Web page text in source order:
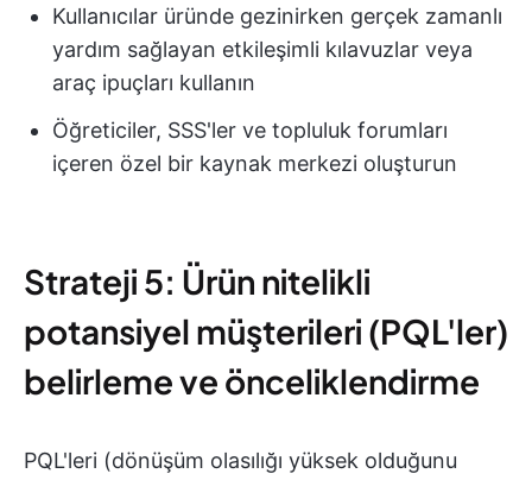
Kullanıcılar üründe gezinirken gerçek zamanlı
yardım sağlayan etkileşimli kılavuzlar veya
araç ipuçları kullanın
Öğreticiler, SSS'ler ve topluluk forumları
içeren özel bir kaynak merkezi oluşturun
Strateji 5: Ürün nitelikli
potansiyel müşterileri (PQL'ler)
belirleme ve önceliklendirme
PQL'leri (dönüşüm olasılığı yüksek olduğunu